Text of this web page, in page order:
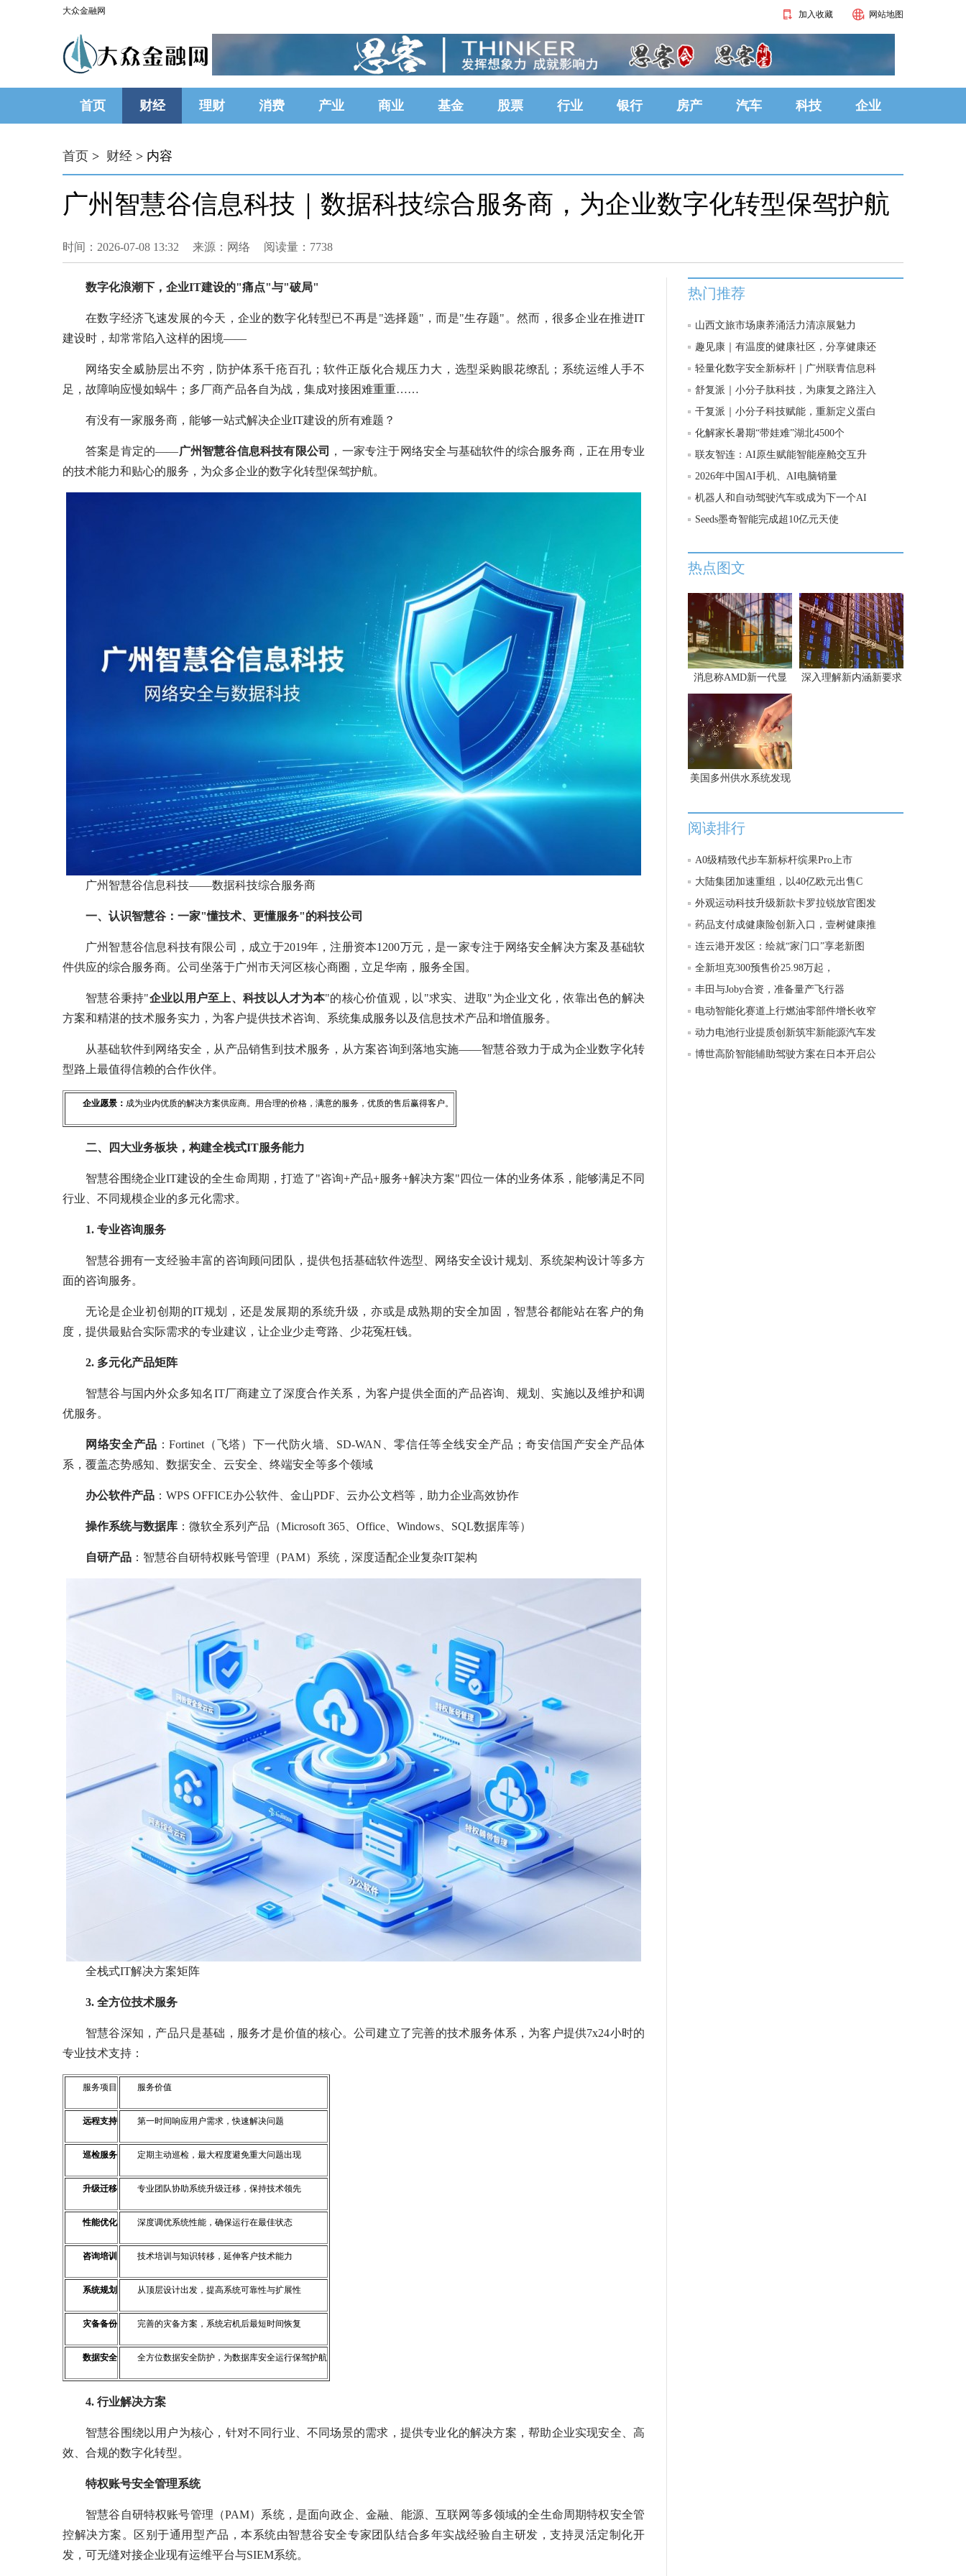
大众金融网 网站地图
加入收藏
首页 财经 理财 消费 产业 商业 基金 股票 行业 银行 房产 汽车 科技 企业
首页 > 财经 > 内容
广州智慧谷信息科技｜数据科技综合服务商，为企业数字化转型保驾护航
时间：2026-07-08 13:32 来源：网络 阅读量：7738
数字化浪潮下，企业IT建设的"痛点"与"破局"
在数字经济飞速发展的今天，企业的数字化转型已不再是"选择题"，而是"生存题"。然而，很多企业在推进IT
建设时，却常常陷入这样的困境——
网络安全威胁层出不穷，防护体系千疮百孔；软件正版化合规压力大，选型采购眼花缭乱；系统运维人手不
足，故障响应慢如蜗牛；多厂商产品各自为战，集成对接困难重重……
有没有一家服务商，能够一站式解决企业IT建设的所有难题？
答案是肯定的——广州智慧谷信息科技有限公司
，一家专注于网络安全与基础软件的综合服务商，正在用专业
的技术能力和贴心的服务，为众多企业的数字化转型保驾护航。
广州智慧谷信息科技——数据科技综合服务商
一、认识智慧谷：一家"懂技术、更懂服务"的科技公司
广州智慧谷信息科技有限公司，成立于2019年，注册资本1200万元，是一家专注于网络安全解决方案及基础软
件供应的综合服务商。公司坐落于广州市天河区核心商圈，立足华南，服务全国。
智慧谷秉持"企业以用户至上、科技以人才为本"的核心价值观，以"求实、进取"为企业文化，依靠出色的解决
方案和精湛的技术服务实力，为客户提供技术咨询、系统集成服务以及信息技术产品和增值服务。
从基础软件到网络安全，从产品销售到技术服务，从方案咨询到落地实施——智慧谷致力于成为企业数字化转
型路上最值得信赖的合作伙伴。
企业愿景： 成为业内优质的解决方案供应商。用合理的价格，满意的服务，优质的售后赢得客户。
二、四大业务板块，构建全栈式IT服务能力
智慧谷围绕企业IT建设的全生命周期，打造了"咨询+产品+服务+解决方案"四位一体的业务体系，能够满足不同
行业、不同规模企业的多元化需求。
1. 专业咨询服务
智慧谷拥有一支经验丰富的咨询顾问团队，提供包括基础软件选型、网络安全设计规划、系统架构设计等多方
面的咨询服务。
无论是企业初创期的IT规划，还是发展期的系统升级，亦或是成熟期的安全加固，智慧谷都能站在客户的角
度，提供最贴合实际需求的专业建议，让企业少走弯路、少花冤枉钱。
2. 多元化产品矩阵
智慧谷与国内外众多知名IT厂商建立了深度合作关系，为客户提供全面的产品咨询、规划、实施以及维护和调
优服务。
网络安全产品 ：Fortinet（飞塔）下一代防火墙、SD-WAN、零信任等全线安全产品；奇安信国产安全产品体
系，覆盖态势感知、数据安全、云安全、终端安全等多个领域
办公软件产品 ：WPS OFFICE办公软件、金山PDF、云办公文档等，助力企业高效协作
操作系统与数据库 ：微软全系列产品（Microsoft 365、Office、Windows、SQL数据库等）
自研产品 ：智慧谷自研特权账号管理（PAM）系统，深度适配企业复杂IT架构
全栈式IT解决方案矩阵
3. 全方位技术服务
智慧谷深知，产品只是基础，服务才是价值的核心。公司建立了完善的技术服务体系，为客户提供7x24小时的
专业技术支持：
服务项目 服务价值
远程支持 第一时间响应用户需求，快速解决问题
巡检服务 定期主动巡检，最大程度避免重大问题出现
升级迁移 专业团队协助系统升级迁移，保持技术领先
性能优化 深度调优系统性能，确保运行在最佳状态
咨询培训 技术培训与知识转移，延伸客户技术能力
系统规划 从顶层设计出发，提高系统可靠性与扩展性
灾备备份 完善的灾备方案，系统宕机后最短时间恢复
数据安全 全方位数据安全防护，为数据库安全运行保驾护航
4. 行业解决方案
智慧谷围绕以用户为核心，针对不同行业、不同场景的需求，提供专业化的解决方案，帮助企业实现安全、高
效、合规的数字化转型。
特权账号安全管理系统
智慧谷自研特权账号管理（PAM）系统，是面向政企、金融、能源、互联网等多领域的全生命周期特权安全管
控解决方案。区别于通用型产品，本系统由智慧谷安全专家团队结合多年实战经验自主研发，支持灵活定制化开
发，可无缝对接企业现有运维平台与SIEM系统。
热门推荐
山西文旅市场康养涌活力清凉展魅力
趣见康｜有温度的健康社区，分享健康还
轻量化数字安全新标杆｜广州联青信息科
舒复派｜小分子肽科技，为康复之路注入
干复派｜小分子科技赋能，重新定义蛋白
化解家长暑期“带娃难”湖北4500个
联友智连：AI原生赋能智能座舱交互升
2026年中国AI手机、AI电脑销量
机器人和自动驾驶汽车或成为下一个AI
Seeds墨奇智能完成超10亿元天使
热点图文
消息称AMD新一代显 深入理解新内涵新要求
美国多州供水系统发现
阅读排行
A0级精致代步车新标杆缤果Pro上市
大陆集团加速重组，以40亿欧元出售C
外观运动科技升级新款卡罗拉锐放官图发
药品支付成健康险创新入口，壹树健康推
连云港开发区：绘就“家门口”享老新图
全新坦克300预售价25.98万起，
丰田与Joby合资，准备量产飞行器
电动智能化赛道上行燃油零部件增长收窄
动力电池行业提质创新筑牢新能源汽车发
博世高阶智能辅助驾驶方案在日本开启公